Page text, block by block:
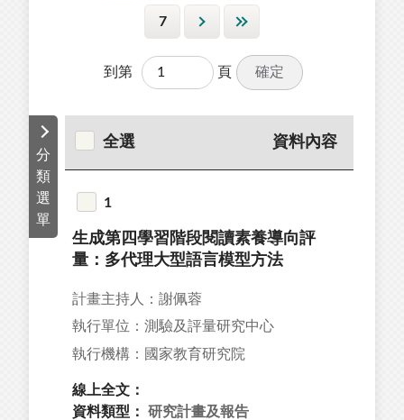
7
到第 頁 確定
分
類
選
單
全選 資料內容
1
生成第四學習階段閱讀素養導向評
量：多代理大型語言模型方法
計畫主持人：謝佩蓉
執行單位：測驗及評量研究中心
執行機構：國家教育研究院
線上全文：
資料類型：
研究計畫及報告